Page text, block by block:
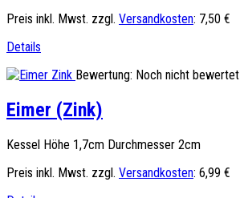
Preis inkl. Mwst. zzgl. Versandkosten: 7,50 €
Details
Bewertung: Noch nicht bewertet
Eimer (Zink)
Kessel Höhe 1,7cm Durchmesser 2cm
Preis inkl. Mwst. zzgl. Versandkosten: 6,99 €